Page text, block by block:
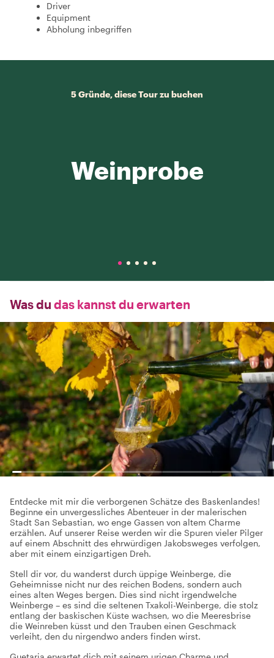
Driver
Equipment
Abholung inbegriffen
5 Gründe, diese Tour zu buchen
Weinprobe
Was du das kannst du erwarten
Entdecke mit mir die verborgenen Schätze des Baskenlandes!
Beginne ein unvergessliches Abenteuer in der malerischen
Stadt San Sebastian, wo enge Gassen von altem Charme
erzählen. Auf unserer Reise werden wir die Spuren vieler Pilger
auf einem Abschnitt des ehrwürdigen Jakobsweges verfolgen,
aber mit einem einzigartigen Dreh.
Stell dir vor, du wanderst durch üppige Weinberge, die
Geheimnisse nicht nur des reichen Bodens, sondern auch
eines alten Weges bergen. Dies sind nicht irgendwelche
Weinberge – es sind die seltenen Txakoli-Weinberge, die stolz
entlang der baskischen Küste wachsen, wo die Meeresbrise
die Weinreben küsst und den Trauben einen Geschmack
verleiht, den du nirgendwo anders finden wirst.